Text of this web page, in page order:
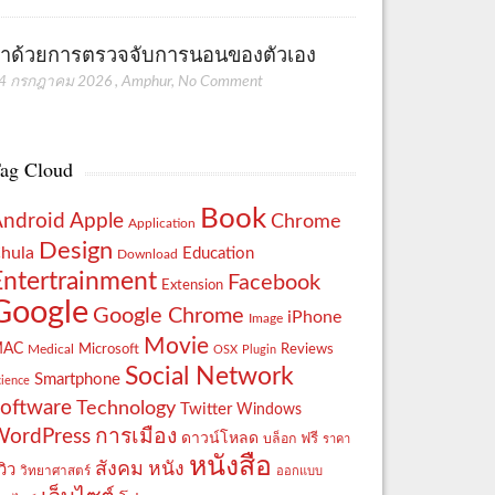
ด้วยการตรวจจับการนอนของตัวเอง
กรกฎาคม 2026 ,Amphur, No Comment
Cloud
Apple Application Book Chrome
Design Download Education
Extension Facebook
Google Chrome Image iPhone
Medical Microsoft Movie OSX Plugin Reviews
Smartphone Social Network
Technology Twitter Windows
การเมือง ดาวน์โหลด บล็อก ฟรี ราคา
ว วิทยาศาสตร์ สังคม หนัง หนังสือ ออกแบบ